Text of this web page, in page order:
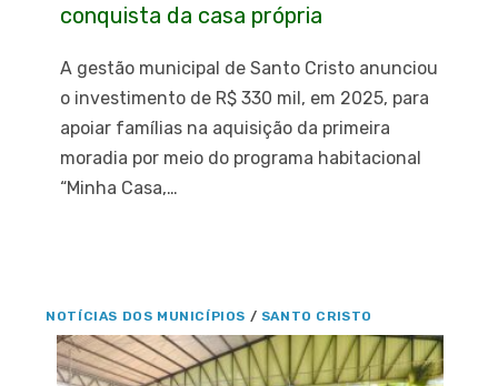
conquista da casa própria
A gestão municipal de Santo Cristo anunciou
o investimento de R$ 330 mil, em 2025, para
apoiar famílias na aquisição da primeira
moradia por meio do programa habitacional
“Minha Casa,…
NOTÍCIAS DOS MUNICÍPIOS / SANTO CRISTO